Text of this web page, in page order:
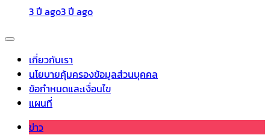
3 ปี ago3 ปี ago
เกี่ยวกับเรา
นโยบายคุ้มครองข้อมูลส่วนบุคคล
ข้อกำหนดและเงื่อนไข
แผนที่
ข่าว